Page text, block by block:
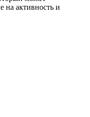
на активность и